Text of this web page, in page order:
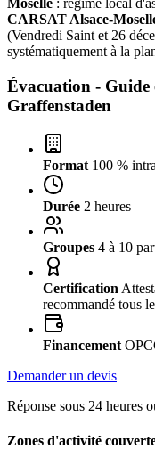
Moselle : régime local
CARSAT Alsace-
(Vendredi Saint et 26
systématiquement à la
Évacuation - Guide
Graffenstaden
Format 100 %
Durée 2 heures
Groupes 4 à 10
Certification
recommandé tous
Financement
Demander un devis
Réponse sous 24 heures
Zones d'activité